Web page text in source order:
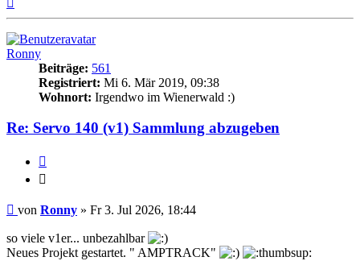
Ronny
Beiträge: 561
Registriert: Mi 6. Mär 2019, 09:38
Wohnort: Irgendwo im Wienerwald :)
Re: Servo 140 (v1) Sammlung abzugeben
Beitrag
von Ronny » Fr 3. Jul 2026, 18:44
so viele v1er... unbezahlbar
Neues Projekt gestartet. " AMPTRACK"